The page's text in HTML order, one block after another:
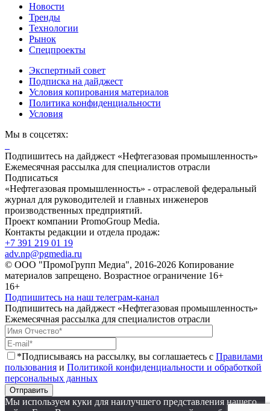
Новости
Тренды
Технологии
Рынок
Спецпроекты
Экспертный совет
Подписка на дайджест
Условия копирования материалов
Политика конфиденциальности
Условия
Мы в соцсетях:
Подпишитесь на дайджест «Нефтегазовая промышленность»
Ежемесячная рассылка для специалистов отрасли
Подписаться
«Нефтегазовая промышленность» - отраслевой федеральный
журнал для руководителей и главных инженеров
производственных предприятий.
Проект компании PromoGroup Media.
Контакты редакции и отдела продаж:
+7 391 219 01 19
adv.np@pgmedia.ru
© ООО "ПромоГрупп Медиа", 2016-2026 Копирование
материалов запрещено. Возрастное ограничение 16+
16+
Подпишитесь на наш телеграм-канал
Подпишитесь на дайджест «Нефтегазовая промышленность»
Ежемесячная рассылка для специалистов отрасли
*Подписываясь на рассылку, вы соглашаетесь с Правилами
пользования и Политикой конфиденциальности и обработкой
персональных данных
Отправить
Мы используем куки для наилучшего представления нашего